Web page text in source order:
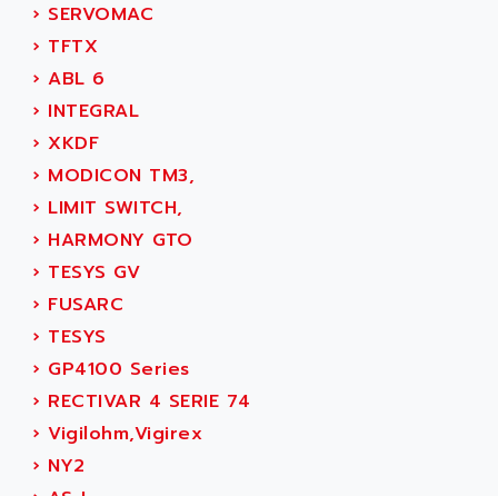
AC MAINSPINDLE
KDA
KDS
TDA
BUM
BUS
DIAX 04
DIAX 4
cms3
CMS
PARVEX
AMS
R6TXB
MOVIDYN
ADC AUTOMATICA
ADES
› SERVOMAC
› TFTX
› ABL 6
› INTEGRAL
› XKDF
› MODICON TM3,
› LIMIT SWITCH,
› HARMONY GTO
› TESYS GV
› FUSARC
› TESYS
› GP4100 Series
› RECTIVAR 4 SERIE 74
› Vigilohm,Vigirex
› NY2